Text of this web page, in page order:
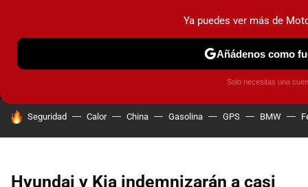
MENÚ NUEVO
OBSERVATORIO F1
HOY SE HABLA DE
Seguridad Calor China Gasolina GPS BMW
Hyundai y Kia indemnizarán a casi
Ya puedes ver más de
Añádenos como
Solo necesitas una